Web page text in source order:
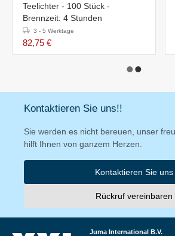
Teelichter - 100 Stück -
Brennzeit: 4 Stunden
3 - 5 Werktage
82,75 €
Kontaktieren Sie uns!!
Sie werden es nicht bereuen, unser
hilft Ihnen von ganzem Herzen.
Kontaktieren Sie uns
Rückruf vereinbaren
Juma International B.V.